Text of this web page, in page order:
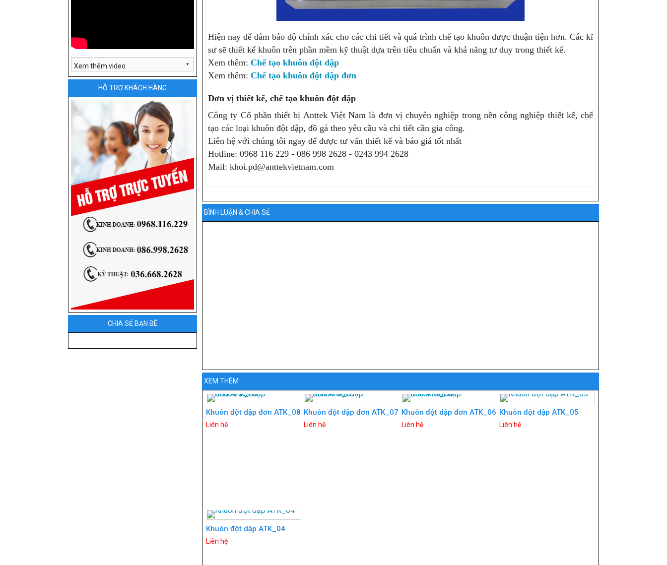
HỖ TRỢ KHÁCH HÀNG
CHIA SẺ BẠN BÈ
Hiện nay để đảm bảo độ chính xác cho các chi tiết và quá trình chế tạo khuôn được thuận tiện hơn. Các kĩ
sư sẽ thiết kế khuôn trên phần mềm kỹ thuật dựa trên tiêu chuẩn và khả năng tư duy trong thiết kế.
Xem thêm: Chế tạo khuôn đột dập
Xem thêm: Chế tạo khuôn đột dập đơn
Đơn vị thiết kế, chế tạo khuôn đột dập
Công ty Cổ phần thiết bị Anttek Việt Nam là đơn vị chuyên nghiệp trong nền công nghiệp thiết kế, chế
tạo các loại khuôn đột dập, đồ gá theo yêu cầu và chi tiết cần gia công.
Liên hệ với chúng tôi ngay để được tư vấn thiết kế và báo giá tốt nhất
Hotline: 0968 116 229 - 086 998 2628 - 0243 994 2628
Mail: khoi.pd@anttekvietnam.com
BÌNH LUẬN & CHIA SẺ
XEM THÊM
Khuôn đột dập đơn ATK_08
Liên hệ
Khuôn đột dập đơn ATK_07
Liên hệ
Khuôn đột dập đơn ATK_06
Liên hệ
Khuôn đột dập ATK_05
Liên hệ
Khuôn đột dập ATK_04
Liên hệ